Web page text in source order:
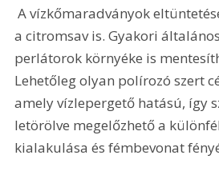
A vízkőmaradványok eltüntetésére jól használható
a citromsav is. Gyakori
perlátorok környéke is
Lehetőleg olyan polírozó szert
amely vízlepergető hatású, így
letörölve megelőzhető a
kialakulása és fémbevonat